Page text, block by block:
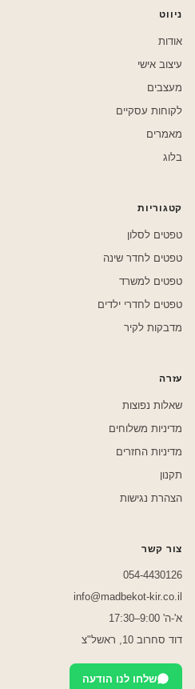
ניווט
אודות
עיצוב אישי
מעצבים
לקוחות עסקיים
מאמרים
בלוג
קטגוריות
טפטים לסלון
טפטים לחדר שינה
טפטים למשרד
טפטים לחדרי ילדים
מדבקות לקיר
עזרה
שאלות נפוצות
מדיניות משלוחים
מדיניות החזרים
תקנון
הצהרת נגישות
צור קשר
054-4430126
info@madbekot-kir.co.il
א'-ה' 9:00–17:30
דוד סחרוב 10, ראשל"צ
שלחו לנו הודעה